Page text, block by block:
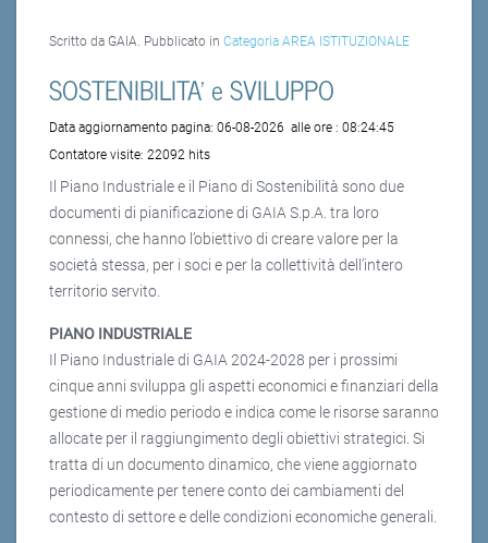
Scritto da GAIA. Pubblicato in Categoria AREA ISTITUZIONALE
SOSTENIBILITA' e SVILUPPO
Data aggiornamento pagina: 06-08-2026 alle ore : 08:24:45
Contatore visite: 22092 hits
Il Piano Industriale e il Piano di Sostenibilità sono due
documenti di pianificazione di GAIA S.p.A. tra loro
connessi, che hanno l’obiettivo di creare valore per la
società stessa, per i soci e per la collettività dell’intero
territorio servito.
PIANO INDUSTRIALE
Il Piano Industriale di GAIA 2024-2028 per i prossimi
cinque anni sviluppa gli aspetti economici e finanziari della
gestione di medio periodo e indica come le risorse saranno
allocate per il raggiungimento degli obiettivi strategici. Si
tratta di un documento dinamico, che viene aggiornato
periodicamente per tenere conto dei cambiamenti del
contesto di settore e delle condizioni economiche generali.